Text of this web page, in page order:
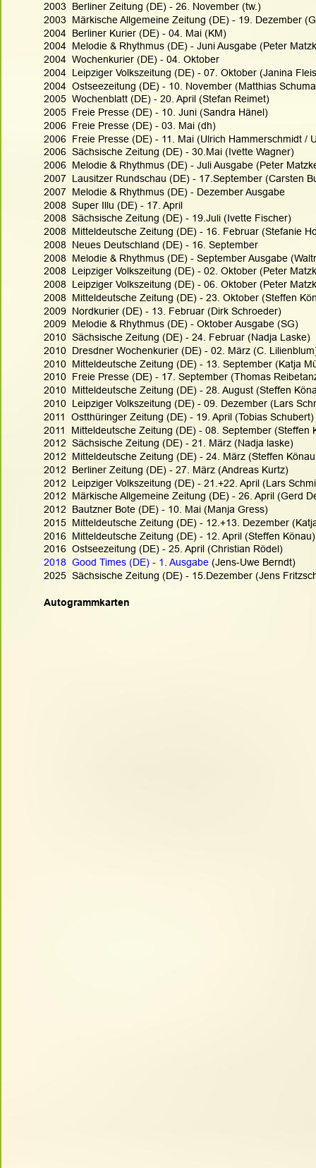
2003  Berliner Zeitung (DE) - 26. November (tw.)
2003  Märkische Allgemeine Zeitung (DE) - 19. Dezember
2004  Berliner Kurier (DE) - 04. Mai (KM)
2004  Melodie & Rhythmus (DE) - Juni Ausgabe (Peter
2004  Wochenkurier (DE) - 04. Oktober
2004  Leipziger Volkszeitung (DE) - 07. Oktober (Janina
2004  Ostseezeitung (DE) - 10. November (Matthias
2005  Wochenblatt (DE) - 20. April (Stefan Reimet)
2005  Freie Presse (DE) - 10. Juni (Sandra Hänel)
2006  Freie Presse (DE) - 03. Mai (dh)
2006  Freie Presse (DE) - 11. Mai (Ulrich Hammerschmidt /
2006  Sächsische Zeitung (DE) - 30.Mai (Ivette Wagner)
2006  Melodie & Rhythmus (DE) - Juli Ausgabe (Peter
2007  Lausitzer Rundschau (DE) - 17.September (Carsten
2007  Melodie & Rhythmus (DE) - Dezember Ausgabe
2008  Super Illu (DE) - 17. April
2008  Sächsische Zeitung (DE) - 19.Juli (Ivette Fischer)
2008  Mitteldeutsche Zeitung (DE) - 16. Februar (Stefanie
2008  Neues Deutschland (DE) - 16. September
2008  Melodie & Rhythmus (DE) - September Ausgabe
2008  Leipziger Volkszeitung (DE) - 02. Oktober (Peter
2008  Leipziger Volkszeitung (DE) - 06. Oktober (Peter
2008  Mitteldeutsche Zeitung (DE) - 23. Oktober (Steffen
2009  Nordkurier (DE) - 13. Februar (Dirk Schroeder)
2009  Melodie & Rhythmus (DE) - Oktober Ausgabe (SG)
2010  Sächsische Zeitung (DE) - 24. Februar (Nadja Laske)
2010  Dresdner Wochenkurier (DE) - 02. März (C.
2010  Mitteldeutsche Zeitung (DE) - 13. September (Katja
2010  Freie Presse (DE) - 17. September (Thomas
2010  Mitteldeutsche Zeitung (DE) - 28. August (Steffen
2010  Leipziger Volkszeitung (DE) - 09. Dezember (Lars
2011  Ostthüringer Zeitung (DE) - 19. April (Tobias Schubert)
2011  Mitteldeutsche Zeitung (DE) - 08. September (Steffen
2012  Sächsische Zeitung (DE) - 21. März (Nadja laske)
2012  Mitteldeutsche Zeitung (DE) - 24. März (Steffen
2012  Berliner Zeitung (DE) - 27. März (Andreas Kurtz)
2012  Leipziger Volkszeitung (DE) - 21.+22. April (Lars
2012  Märkische Allgemeine Zeitung (DE) - 26. April (Gerd
2012  Bautzner Bote (DE) - 10. Mai (Manja Gress)
2015  Mitteldeutsche Zeitung (DE) - 12.+13. Dezember
2016  Mitteldeutsche Zeitung (DE) - 12. April (Steffen Könau)
2016  Ostseezeitung (DE) - 25. April (Christian Rödel)
2018  Good Times (DE) - 1. Ausgabe (Jens-Uwe Berndt)
2025  Sächsische Zeitung (DE) - 15.Dezember (Jens
Autogrammkarten